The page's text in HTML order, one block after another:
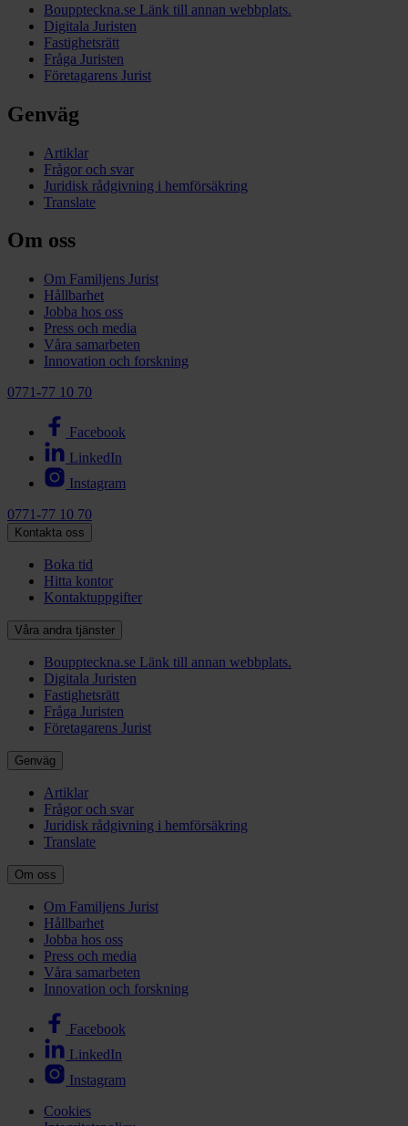
Bouppteckna.se Länk till annan webbplats.
Digitala Juristen
Fastighetsrätt
Fråga Juristen
Företagarens Jurist
Genväg
Artiklar
Frågor och svar
Juridisk rådgivning i hemförsäkring
Translate
Om oss
Om Familjens Jurist
Hållbarhet
Jobba hos oss
Press och media
Våra samarbeten
Innovation och forskning
0771-77 10 70
Facebook
LinkedIn
Instagram
0771-77 10 70
Kontakta oss
Boka tid
Hitta kontor
Kontaktuppgifter
Våra andra tjänster
Bouppteckna.se Länk till annan webbplats.
Digitala Juristen
Fastighetsrätt
Fråga Juristen
Företagarens Jurist
Genväg
Artiklar
Frågor och svar
Juridisk rådgivning i hemförsäkring
Translate
Om oss
Om Familjens Jurist
Hållbarhet
Jobba hos oss
Press och media
Våra samarbeten
Innovation och forskning
Facebook
LinkedIn
Instagram
Cookies